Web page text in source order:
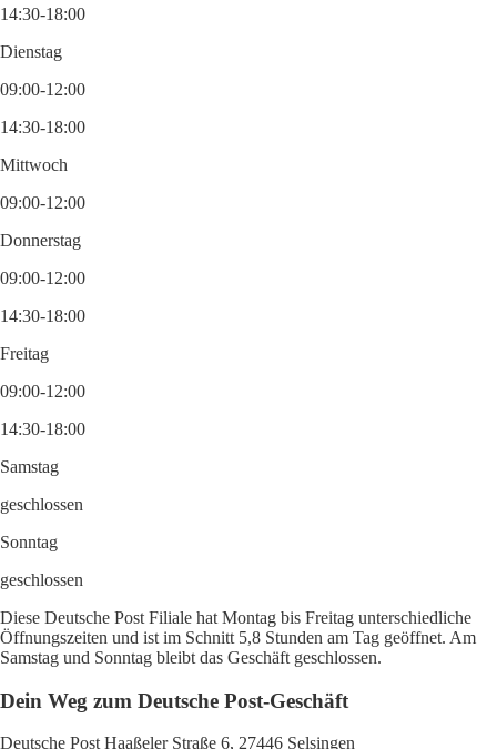
14:30-18:00
Dienstag
09:00-12:00
14:30-18:00
Mittwoch
09:00-12:00
Donnerstag
09:00-12:00
14:30-18:00
Freitag
09:00-12:00
14:30-18:00
Samstag
geschlossen
Sonntag
geschlossen
Diese Deutsche Post Filiale hat Montag bis Freitag unterschiedliche
Öffnungszeiten und ist im Schnitt 5,8 Stunden am Tag geöffnet. Am
Samstag und Sonntag bleibt das Geschäft geschlossen.
Dein Weg zum Deutsche Post-Geschäft
Deutsche Post Haaßeler Straße 6, 27446 Selsingen